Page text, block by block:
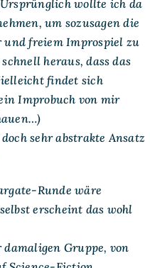
wollte ich da
um sozusagen die
und freiem Improspiel zu
heraus, dass das
findet sich
Improbuch von mir
sehr abstrakte Ansatz
Runde wäre
erscheint das wohl
Gruppe, von